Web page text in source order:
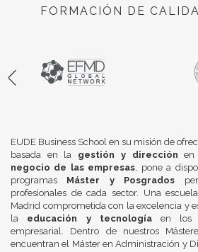
FORMACIÓN DE
EUDE Business School en su misión de
basada en la gestión y dirección en
negocio de las empresas , pone a
programas Máster y Posgrados
profesionales de cada sector. Una
Madrid comprometida con la excelencia y
la educación y tecnologíaen los
empresarial. Dentro de nuestros
encuentran el Máster en Administración y